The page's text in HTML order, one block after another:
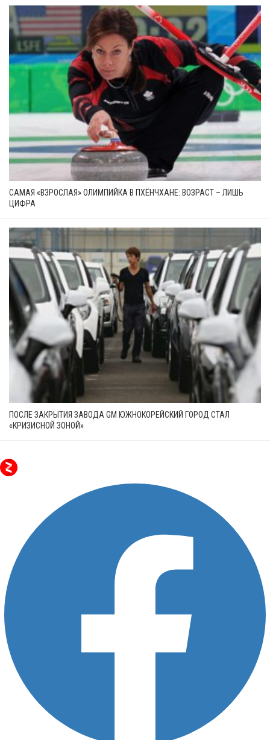
САМАЯ «ВЗРОСЛАЯ» ОЛИМПИЙКА В ПХЁНЧХАНЕ: ВОЗРАСТ – ЛИШЬ
ЦИФРА
ПОСЛЕ ЗАКРЫТИЯ ЗАВОДА GM ЮЖНОКОРЕЙСКИЙ ГОРОД СТАЛ
«КРИЗИСНОЙ ЗОНОЙ»